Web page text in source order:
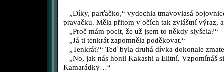
„Díky, parťačko,“ vydechla tmavovlasá
pravačku. Měla přitom v očích tak zvláštní výraz,
„Proč mám pocit, že už jsem to někdy slyšela?“
„Já ti tenkrát zapomněla poděkovat.“
„Tenkrát?“ Teď byla druhá dívka dokonale
„No, jak nás honil Kakashi a Elitní. Vzpomínáš
Kamarádky…“